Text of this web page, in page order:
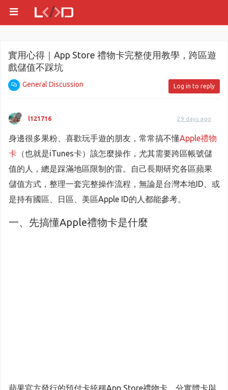
實用心得｜App Store 禮物卡完整使用教學，跨區遊
戲儲值不踩坑
General Discussion Log in to reply
l121716 29 days ago
身邊很多果粉、喜歡玩手遊的朋友，常常搞不懂Apple禮物
卡 （也就是iTunes卡）該怎麼操作，尤其需要跨區帳號儲
值的人，總是踩滿地區限制的雷。自己長期研究各區蘋果
儲值方式，整理一套完整操作流程，無論是台灣本地ID、或
是持有國區、日區、美區Apple ID的人都能參考。
一、先搞懂Apple禮物卡是什麼
蘋果官方發行的預付卡統稱App Store禮物卡，分實體卡與